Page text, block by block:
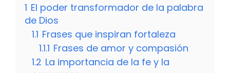
1 El poder transformador de la palabra
de Dios
1.1 Frases que inspiran fortaleza
1.1.1 Frases de amor y compasión
1.2 La importancia de la fe y la